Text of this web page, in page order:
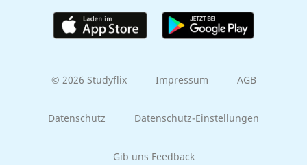
© 2026 Studyflix Impressum AGB
Datenschutz Datenschutz-Einstellungen
Gib uns Feedback